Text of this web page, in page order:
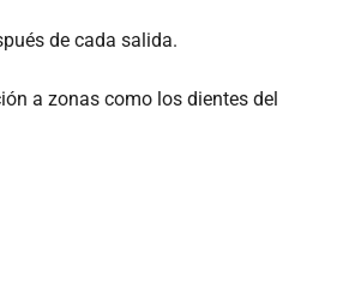
de cada salida.
a zonas como los dientes del